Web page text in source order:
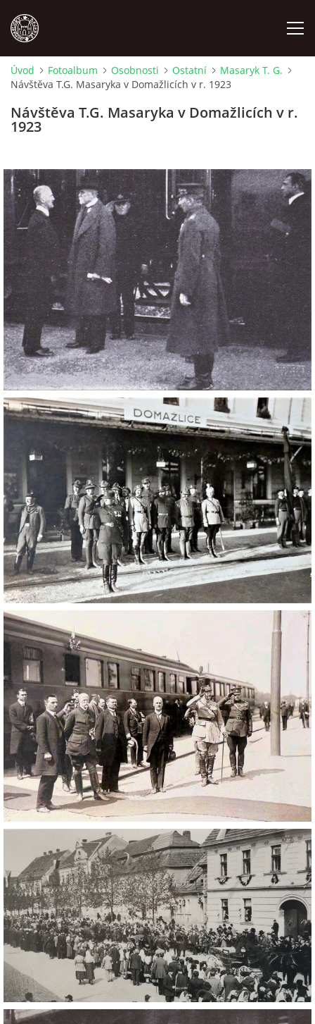
MÍSTOPIS
NÁRODOPIS
OSOBNOSTI
OSTATNÍ
ODKAZY
O NÁS
DŮL NA SLÍDU (NA KOLE)
Kontakt:
tel. 773 916 275
info@domdej.cz
--------------------------------------------------------------
Tento projekt je realizován za finanční podpory
města Domažlice.
© 2026 eStránky.cz |Aktualizováno: 17. 7. 2026|Nahoru ↑
Úvod Fotoalbum Osobnosti Ostatní
Masaryk T. G.
Návštěva T.G. Masaryka v Domažlicích v r. 1923
Návštěva T.G. Masaryka v Domažlicích v r.
1923